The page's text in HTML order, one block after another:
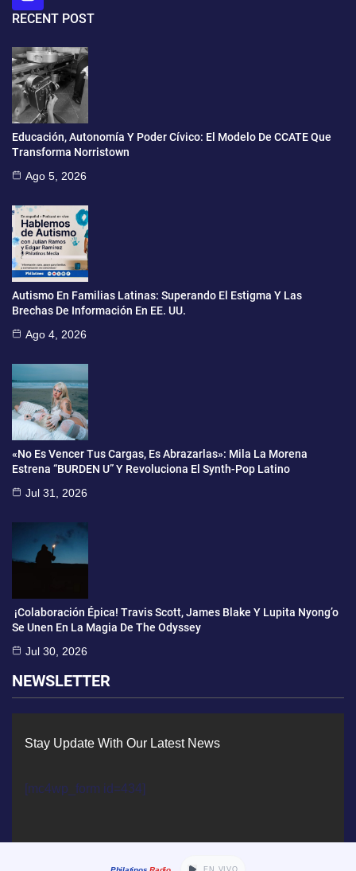
RECENT POST
Educación, Autonomía Y Poder Cívico: El Modelo De CCATE Que
Transforma Norristown
Ago 5, 2026
Autismo En Familias Latinas: Superando El Estigma Y Las
Brechas De Información En EE. UU.
Ago 4, 2026
«No Es Vencer Tus Cargas, Es Abrazarlas»: Mila La Morena
Estrena “BURDEN U” Y Revoluciona El Synth-Pop Latino
Jul 31, 2026
¡Colaboración Épica! Travis Scott, James Blake Y Lupita Nyong’o
Se Unen En La Magia De The Odyssey
Jul 30, 2026
NEWSLETTER
Stay Update With Our Latest News
[mc4wp_form id=434]
EN VIVO